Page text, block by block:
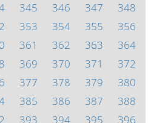
345 346 347
348
353 354 355
356
361 362 363
364
369 370 371
372
377 378 379
380
385 386 387
388
393 394 395 396